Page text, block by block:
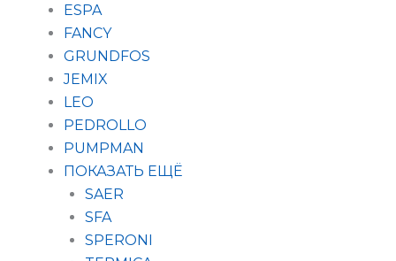
ESPA
FANCY
GRUNDFOS
JEMIX
LEO
PEDROLLO
PUMPMAN
ПОКАЗАТЬ ЕЩЁ
SAER
SFA
SPERONI